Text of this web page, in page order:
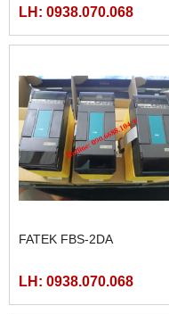
LH: 0938.070.068
FATEK FBS-2DA
LH: 0938.070.068